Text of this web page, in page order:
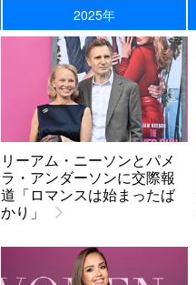
2025年
リーアム・ニーソンとパメ
ラ・アンダーソンに交際報
道「ロマンスは始まったば
かり」